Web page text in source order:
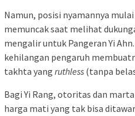
Namun, posisi nyamannya
memuncak saat melihat
mengalir untuk Pangeran Yi
kehilangan pengaruh
takhta yang ruthless (tanpa
Bagi Yi Rang, otoritas dan
harga mati yang tak bisa